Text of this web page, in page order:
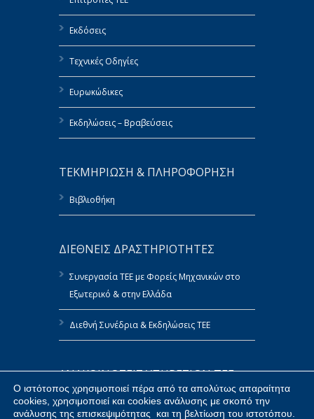
Εκδόσεις
Τεχνικές Οδηγίες
Ευρωκώδικες
Εκδηλώσεις – Βραβεύσεις
ΤΕΚΜΗΡΙΩΣΗ & ΠΛΗΡΟΦΟΡΗΣΗ
Βιβλιοθήκη
ΔΙΕΘΝΕΙΣ ΔΡΑΣΤΗΡΙΟΤΗΤΕΣ
Συνεργασία ΤΕΕ με Φορείς Μηχανικών στο
Εξωτερικό & στην Ελλάδα
Διεθνή Συνέδρια & Εκδηλώσεις ΤΕΕ
ΑΝΑΚΟΙΝΩΣΕΙΣ ΥΠΗΡΕΣΙΩΝ ΤΕΕ
Πολιτική Αναφορών του ΤΕΕ
Ο ιστότοπος χρησιμοποιεί πέρα από τα απολύτως απαραίτητα
cookies, χρησιμοποιεί και cookies ανάλυσης με σκοπό την
ανάλυσης της επισκεψιμότητας και τη βελτίωση του ιστοτόπου.